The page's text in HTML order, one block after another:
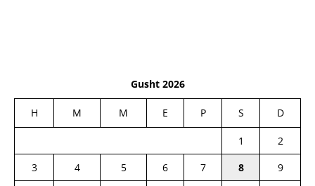
Gusht 2026
H M M E P S D
1
2
3
4 5 6 7 8
9